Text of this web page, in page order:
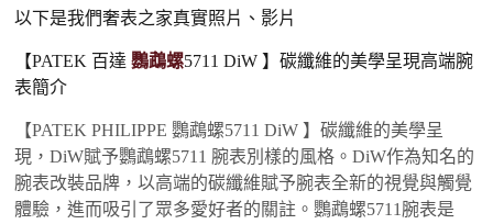
以下是我們奢表之家真實照片、影片
【PATEK 百達鸚鵡螺5711 DiW 】碳纖維的美學呈現高端腕
表簡介
【PATEK PHILIPPE 鸚鵡螺5711 DiW 】碳纖維的美學呈
現，DiW賦予鸚鵡螺5711 腕表別樣的風格。DiW作為知名的
腕表改裝品牌，以高端的碳纖維賦予腕表全新的視覺與觸覺
體驗，進而吸引了眾多愛好者的關註。鸚鵡螺5711腕表是